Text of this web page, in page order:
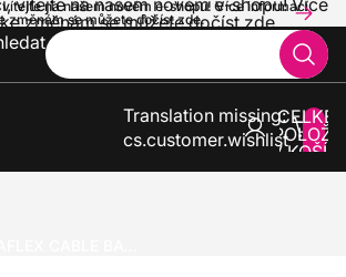
na našem novém e-shopu! Více informací
změnám se můžete dočíst zde.
vítejte na našem novém e-shopu! Více
změnám se můžete dočíst zde.
Translation missing:
cs.customer.wishlist
V
0